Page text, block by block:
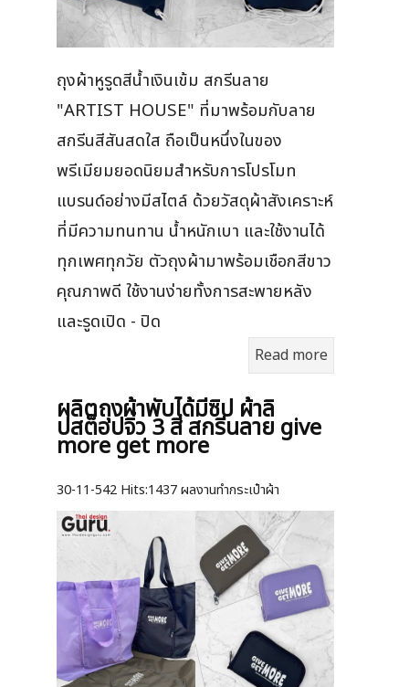
ถุงผ้าหูรูดสีน้ำเงินเข้ม สกรีนลาย
"ARTIST HOUSE" ที่มาพร้อมกับลาย
สกรีนสีสันสดใส ถือเป็นหนึ่งในของ
พรีเมียมยอดนิยมสำหรับการโปรโมท
แบรนด์อย่างมีสไตล์ ด้วยวัสดุผ้าสังเคราะห์
ที่มีความทนทาน น้ำหนักเบา และใช้งานได้
ทุกเพศทุกวัย ตัวถุงผ้ามาพร้อมเชือกสีขาว
คุณภาพดี ใช้งานง่ายทั้งการสะพายหลัง
และรูดเปิด - ปิด
Read more
ผลิตถุงผ้าพับได้มีซิป ผ้าลิ
ปสต็อปจิ๋ว 3 สี สกรีนลาย give
more get more
30-11-542 Hits:1437 ผลงานทำกระเป๋าผ้า